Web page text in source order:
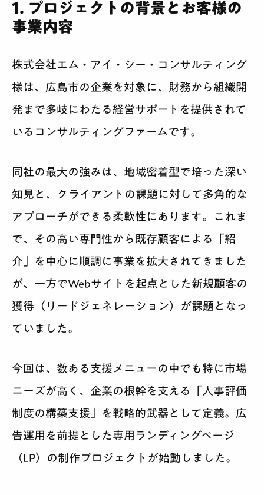
1. プロジェクトの背景とお客様の
事業内容
株式会社エム・アイ・シー・コンサルティング
様は、広島市の企業を対象に、財務から組織開
発まで多岐にわたる経営サポートを提供されて
いるコンサルティングファームです。
同社の最大の強みは、地域密着型で培った深い
知見と、クライアントの課題に対して多角的な
アプローチができる柔軟性にあります。これま
で、その高い専門性から既存顧客による「紹
介」を中心に順調に事業を拡大されてきました
が、一方でWebサイトを起点とした新規顧客の
獲得（リードジェネレーション）が課題となっ
ていました。
今回は、数ある支援メニューの中でも特に市場
ニーズが高く、企業の根幹を支える「人事評価
制度の構築支援」を戦略的武器として定義。広
告運用を前提とした専用ランディングページ
（LP）の制作プロジェクトが始動しました。